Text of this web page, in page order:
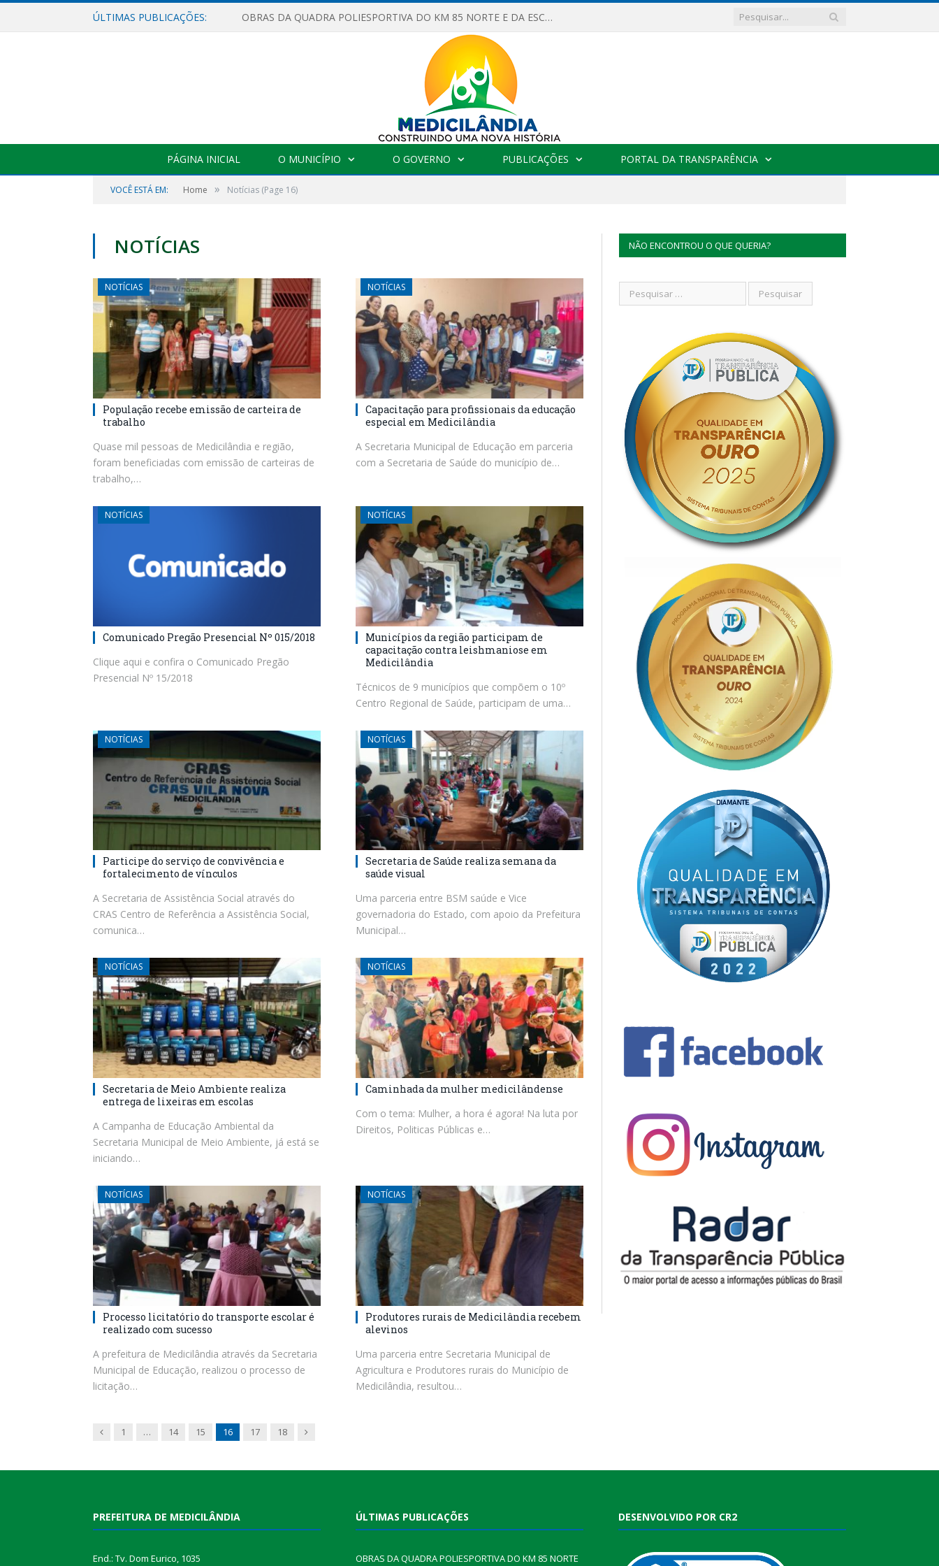
ÚLTIMAS PUBLICAÇÕES: OBRAS DA QUADRA POLIESPORTIVA DO KM 85 NORTE E DA ESCOLA GASPAR VIANA AVANÇAM
PÁGINA INICIAL O MUNICÍPIO O GOVERNO PUBLICAÇÕES PORTAL DA TRANSPARÊNCIA
VOCÊ ESTÁ EM: Home » Notícias (Page 16)
NOTÍCIAS
NOTÍCIAS
População recebe emissão de carteira de
trabalho
Quase mil pessoas de Medicilândia e região,
foram beneficiadas com emissão de carteiras de
trabalho,…
NOTÍCIAS
Capacitação para profissionais da educação
especial em Medicilândia
A Secretaria Municipal de Educação em parceria
com a Secretaria de Saúde do município de…
NOTÍCIAS
Comunicado Pregão Presencial Nº 015/2018
Clique aqui e confira o Comunicado Pregão
Presencial Nº 15/2018
NOTÍCIAS
Municípios da região participam de
capacitação contra leishmaniose em
Medicilândia
Técnicos de 9 municípios que compõem o 10º
Centro Regional de Saúde, participam de uma…
NOTÍCIAS
Participe do serviço de convivência e
fortalecimento de vínculos
A Secretaria de Assistência Social através do
CRAS Centro de Referência a Assistência Social,
comunica…
NOTÍCIAS
Secretaria de Saúde realiza semana da
saúde visual
Uma parceria entre BSM saúde e Vice
governadoria do Estado, com apoio da Prefeitura
Municipal…
NOTÍCIAS
Secretaria de Meio Ambiente realiza
entrega de lixeiras em escolas
A Campanha de Educação Ambiental da
Secretaria Municipal de Meio Ambiente, já está se
iniciando…
NOTÍCIAS
Caminhada da mulher medicilândense
Com o tema: Mulher, a hora é agora! Na luta por
Direitos, Politicas Públicas e…
NOTÍCIAS
Processo licitatório do transporte escolar é
realizado com sucesso
A prefeitura de Medicilândia através da Secretaria
Municipal de Educação, realizou o processo de
licitação…
NOTÍCIAS
Produtores rurais de Medicilândia recebem
alevinos
Uma parceria entre Secretaria Municipal de
Agricultura e Produtores rurais do Município de
Medicilândia, resultou…
Previous
1 … 14 15 16 17 18 Next
NÃO ENCONTROU O QUE QUERIA?
PREFEITURA DE MEDICILÂNDIA
End.: Tv. Dom Eurico, 1035
ÚLTIMAS PUBLICAÇÕES
OBRAS DA QUADRA POLIESPORTIVA DO KM 85 NORTE
DESENVOLVIDO POR CR2